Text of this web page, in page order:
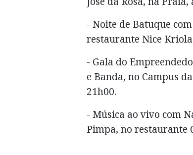
- Noite de Batuque
restaurante Nice
- Gala do
e Banda, no Campus
21h00.
- Música ao vivo com
Pimpa, no restaurante